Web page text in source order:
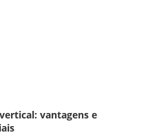
vantagens e